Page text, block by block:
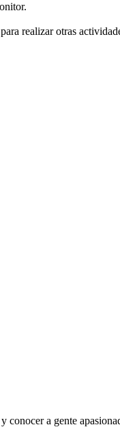
realizar otras
a gente